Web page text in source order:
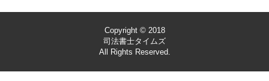
Copyright © 2018
司法書士タイムズ
All Rights Reserved.